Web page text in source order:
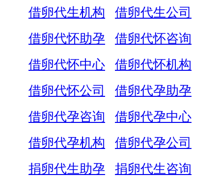
借卵代生机构
借卵代生公司
借卵代怀助孕
借卵代怀咨询
借卵代怀中心
借卵代怀机构
借卵代怀公司
借卵代孕助孕
借卵代孕咨询
借卵代孕中心
借卵代孕机构
借卵代孕公司
捐卵代生助孕
捐卵代生咨询